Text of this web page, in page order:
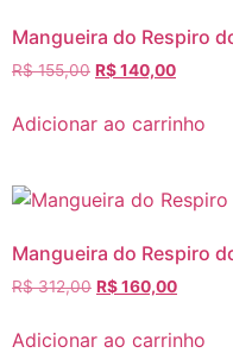
Mangueira do Respiro
R$155,00 R$140,00
Adicionar ao carrinho
Mangueira do Respiro
R$312,00 R$160,00
Adicionar ao carrinho